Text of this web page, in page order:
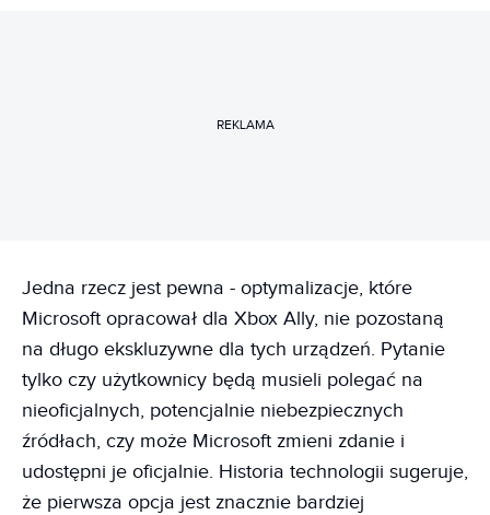
REKLAMA
Jedna rzecz jest pewna - optymalizacje, które
Microsoft opracował dla Xbox Ally, nie pozostaną
na długo ekskluzywne dla tych urządzeń. Pytanie
tylko czy użytkownicy będą musieli polegać na
nieoficjalnych, potencjalnie niebezpiecznych
źródłach, czy może Microsoft zmieni zdanie i
udostępni je oficjalnie. Historia technologii sugeruje,
że pierwsza opcja jest znacznie bardziej